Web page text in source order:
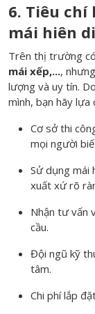
6. Tiêu
mái hiên
Trên thị trường
mái xếp,...,
lượng và uy tín.
mình, bạn hãy lựa
Cơ sở thi
mọi người
Sử dụng mái
xuất xứ rõ
Nhận tư vấn
cầu.
Đội ngũ kỹ
tâm.
Chi phí lắp